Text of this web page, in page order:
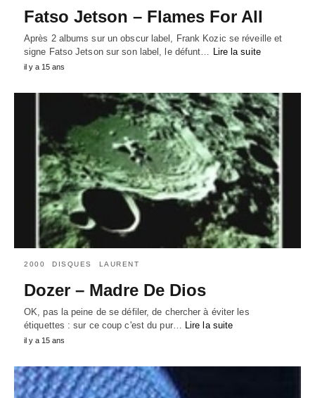
Fatso Jetson – Flames For All
Après 2 albums sur un obscur label, Frank Kozic se réveille et
signe Fatso Jetson sur son label, le défunt…
Lire la suite
il y a 15 ans
2000 DISQUES LAURENT
Dozer – Madre De Dios
OK, pas la peine de se défiler, de chercher à éviter les
étiquettes : sur ce coup c'est du pur… Lire la suite
il y a 15 ans